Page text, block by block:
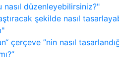
düzenleyebilirsiniz?"
şekilde nasıl
çerçeve ”nin nasıl